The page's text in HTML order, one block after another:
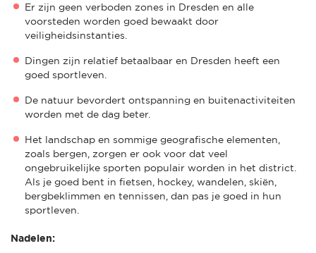
Er zijn geen verboden zones in Dresden en alle
voorsteden worden goed bewaakt door
veiligheidsinstanties.
Dingen zijn relatief betaalbaar en Dresden heeft een
goed sportleven.
De natuur bevordert ontspanning en buitenactiviteiten
worden met de dag beter.
Het landschap en sommige geografische elementen,
zoals bergen, zorgen er ook voor dat veel
ongebruikelijke sporten populair worden in het district.
Als je goed bent in fietsen, hockey, wandelen, skiën,
bergbeklimmen en tennissen, dan pas je goed in hun
sportleven.
Nadelen: